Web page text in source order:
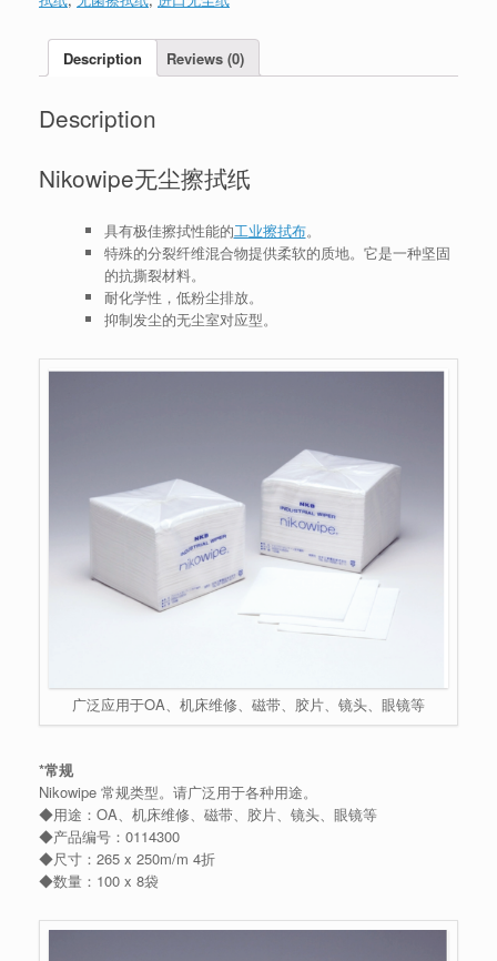
Description Reviews (0)
Description
Nikowipe无尘擦拭纸
具有极佳擦拭性能的工业擦拭布。
特殊的分裂纤维混合物提供柔软的质地。它是一种坚固
的抗撕裂材料。
耐化学性，低粉尘排放。
抑制发尘的无尘室对应型。
广泛应用于OA、机床维修、磁带、胶片、镜头、眼镜等
*常规
Nikowipe 常规类型。 请广泛用于各种用途。
◆用途：OA、机床维修、磁带、胶片、镜头、眼镜等
◆产品编号：0114300
◆尺寸：265 x 250m/m 4折
◆数量：100 x 8袋